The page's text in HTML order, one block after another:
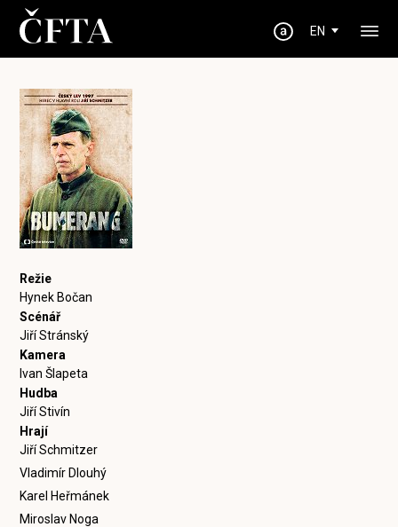
EN
Režie
Hynek Bočan
Scénář
Jiří Stránský
Kamera
Ivan Šlapeta
Hudba
Jiří Stivín
Hrají
Jiří Schmitzer
Vladimír Dlouhý
Karel Heřmánek
Miroslav Noga